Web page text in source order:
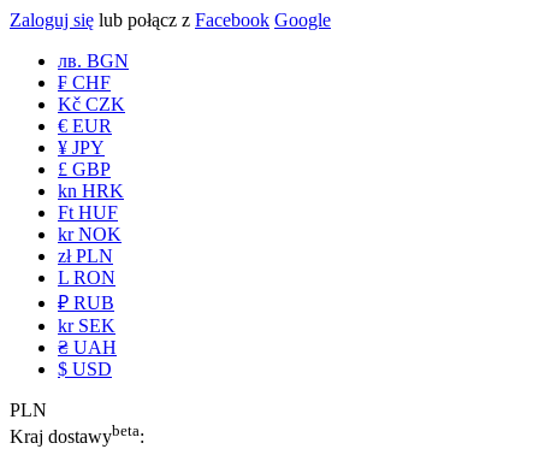
Zaloguj się lub połącz z Facebook Google
лв. BGN
₣ CHF
Kč CZK
€ EUR
¥ JPY
£ GBP
kn HRK
Ft HUF
kr NOK
zł PLN
L RON
₽ RUB
kr SEK
₴ UAH
$ USD
PLN
Kraj dostawybeta: